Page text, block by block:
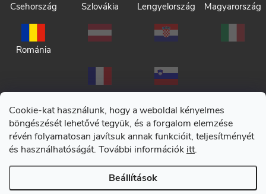
Cookie-kat használunk, hogy a weboldal kényelmes
böngészését lehetővé tegyük, és a forgalom elemzése
révén folyamatosan javítsuk annak funkcióit, teljesítményét
és használhatóságát. További információk itt.
Beállítások
Csehország Szlovákia Lengyelország Magyarország
Románia
Adatkezelési tájékoztató
Általános szerződési feltételek